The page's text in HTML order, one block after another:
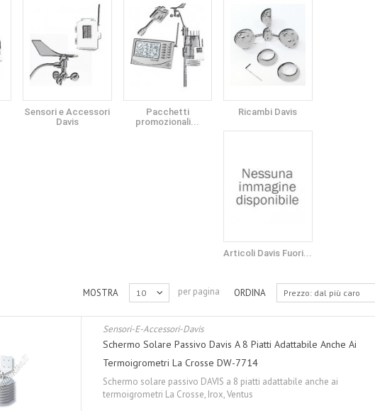
Sensori e Accessori
Davis
Pacchetti
promozionali...
Ricambi Davis
Articoli Davis Fuori...
ORDINA Prezzo: dal più caro
MOSTRA 10 per pagina
Sensori-E-Accessori-Davis
Schermo Solare Passivo Davis A 8 Piatti Adattabile Anche Ai
Termoigrometri La Crosse DW-7714
Schermo solare passivo DAVIS a 8 piatti adattabile anche ai
termoigrometri La Crosse, Irox, Ventus